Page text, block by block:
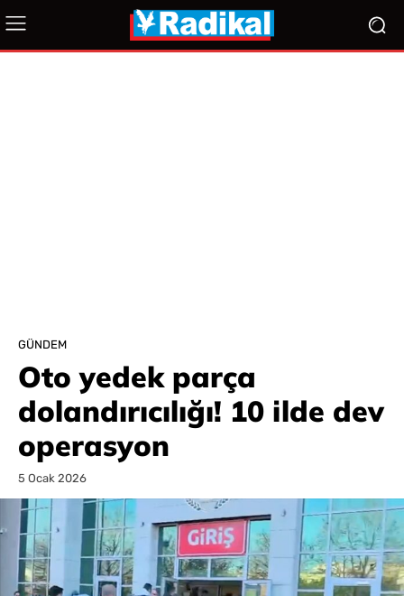
GÜNDEM
Oto yedek parça
dolandırıcılığı! 10 ilde dev
operasyon
5 Ocak 2026